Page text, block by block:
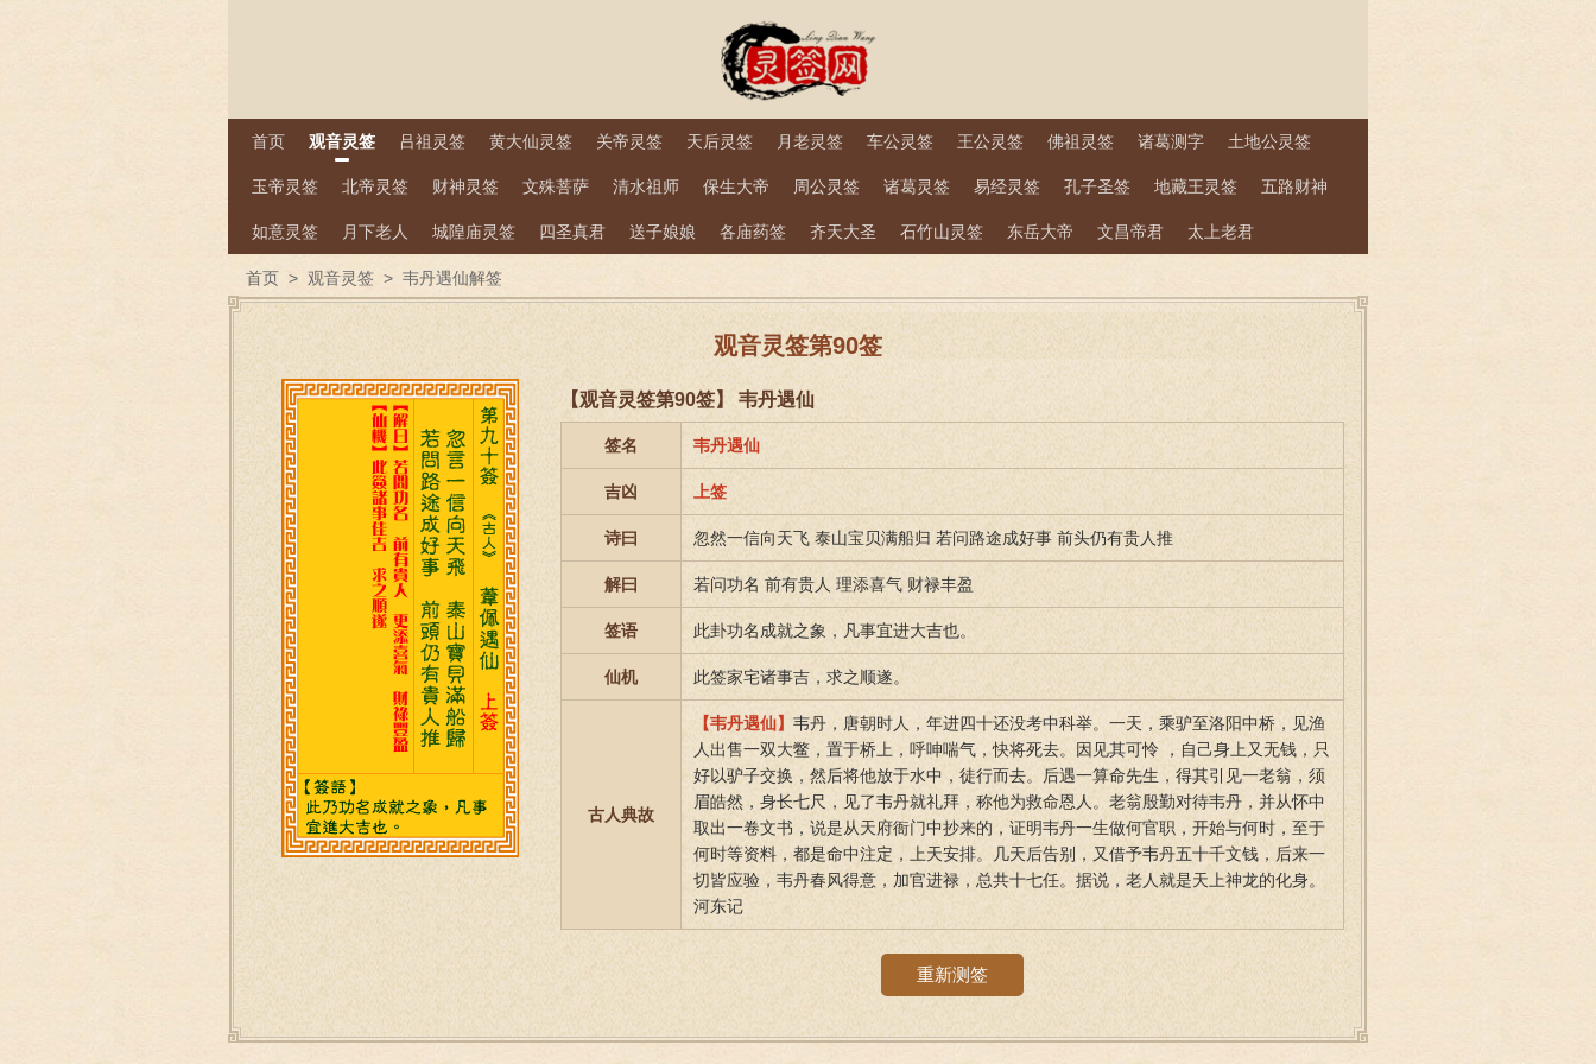
首页 观音灵签 吕祖灵签 黄大仙灵签 关帝灵签 天后灵签 月老灵签 车公灵签 王公灵签 佛祖灵签 诸葛测字 土地公灵签
玉帝灵签 北帝灵签 财神灵签 文殊菩萨 清水祖师 保生大帝 周公灵签 诸葛灵签 易经灵签 孔子圣签 地藏王灵签 五路财神
如意灵签 月下老人 城隍庙灵签 四圣真君 送子娘娘 各庙药签 齐天大圣 石竹山灵签 东岳大帝 文昌帝君 太上老君
首页 > 观音灵签 > 韦丹遇仙解签
观音灵签第90签
【观音灵签第90签】 韦丹遇仙
签名 韦丹遇仙
吉凶 上签
诗曰 忽然一信向天飞 泰山宝贝满船归 若问路途成好事 前头仍有贵人推
解曰 若问功名 前有贵人 理添喜气 财禄丰盈
签语 此卦功名成就之象，凡事宜进大吉也。
仙机 此签家宅诸事吉，求之顺遂。
古人典故
【韦丹遇仙】 韦丹，唐朝时人，年进四十还没考中科举。一天，乘驴至洛阳中桥，见渔
人出售一双大鳖，置于桥上，呼呻喘气，快将死去。因见其可怜 ，自己身上又无钱，只
好以驴子交换，然后将他放于水中，徒行而去。后遇一算命先生，得其引见一老翁，须
眉皓然，身长七尺，见了韦丹就礼拜，称他为救命恩人。老翁殷勤对待韦丹，并从怀中
取出一卷文书，说是从天府衙门中抄来的，证明韦丹一生做何官职，开始与何时，至于
何时等资料，都是命中注定，上天安排。几天后告别，又借予韦丹五十千文钱，后来一
切皆应验，韦丹春风得意，加官进禄，总共十七任。据说，老人就是天上神龙的化身。
河东记
重新测签